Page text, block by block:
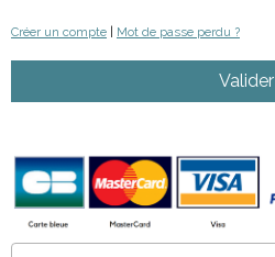
Créer un compte Mot de passe perdu ?
Valider